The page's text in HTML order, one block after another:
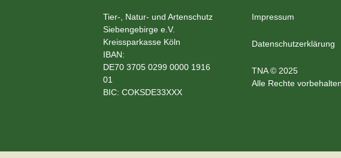
Tier-, Natur- und Artenschutz
Siebengebirge e.V.
Kreissparkasse Köln
IBAN:
DE70 3705 0299 0000 1916
01
BIC: COKSDE33XXX
Impressum
Datenschutzerklärung
TNA © 2025
Alle Rechte vorbehalten.